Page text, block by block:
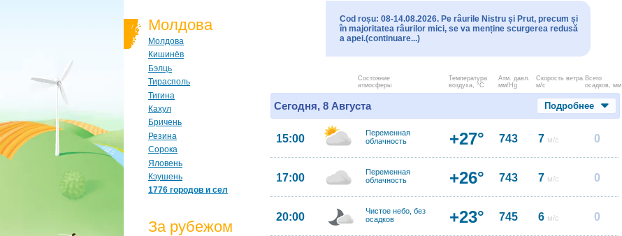
Молдова
Молдова
Кишинёв
Бэлць
Тирасполь
Тигина
Кахул
Бричень
Резина
Сорока
Яловень
Кэушень
1776 городов и сел
За рубежом
Cod roșu: 08-14.08.2026. Pe râurile Nistru și Prut, precum și
în majoritatea râurilor mici, se va menține scurgerea redusă
a apei.(continuare...)
Состояние
атмосферы
Температура
воздуха, °C
Атм. давл.
мм/Hg
Скорость ветра.
м/с
Всего
осадков, мм
Сегодня, 8 Августа Подробнее
15:00
Переменная
облачность
+27° 743 7 м/с 0
17:00
Переменная
облачность
+26° 743 7 м/с 0
20:00
Чистое небо, без
осадков
+23° 745 6 м/с 0